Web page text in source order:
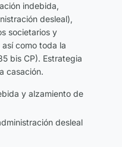
indebida,
desleal),
societarios y
como toda la
bis CP). Estrategia
casación.
y alzamiento de
desleal